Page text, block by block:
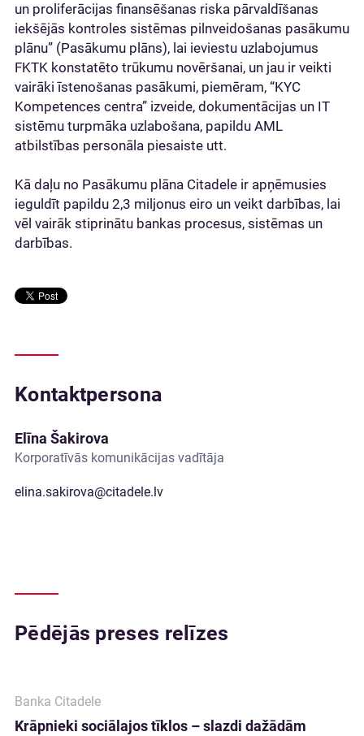
un proliferācijas finansēšanas riska pārvaldīšanas
iekšējās kontroles sistēmas pilnveidošanas pasākumu
plānu” (Pasākumu plāns), lai ieviestu uzlabojumus
FKTK konstatēto trūkumu novēršanai, un jau ir veikti
vairāki īstenošanas pasākumi, piemēram, “KYC
Kompetences centra” izveide, dokumentācijas un IT
sistēmu turpmāka uzlabošana, papildu AML
atbilstības personāla piesaiste utt.
Kā daļu no Pasākumu plāna Citadele ir apņēmusies
ieguldīt papildu 2,3 miljonus eiro un veikt darbības, lai
vēl vairāk stiprinātu bankas procesus, sistēmas un
darbības.
Kontaktpersona
Elīna Šakirova
Korporatīvās komunikācijas vadītāja
elina.sakirova@citadele.lv
Pēdējās preses relīzes
Banka Citadele
Krāpnieki sociālajos tīklos – slazdi dažādām